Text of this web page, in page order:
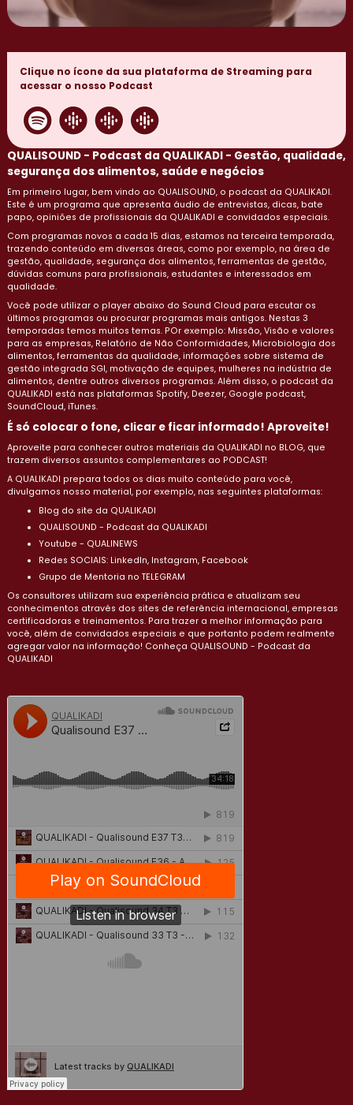
Clique no ícone da sua plataforma de Streaming para
acessar o nosso Podcast
QUALISOUND - Podcast da QUALIKADI - Gestão, qualidade,
segurança dos alimentos, saúde e negócios
Em primeiro lugar, bem vindo ao QUALISOUND, o podcast da QUALIKADI.
Este é um programa que apresenta áudio de entrevistas, dicas, bate
papo, opiniões de profissionais da QUALIKADI e convidados especiais.
Com programas novos a cada 15 dias, estamos na terceira temporada,
trazendo conteúdo em diversas áreas, como por exemplo, na área de
gestão, qualidade, segurança dos alimentos, ferramentas de gestão,
dúvidas comuns para profissionais, estudantes e interessados em
qualidade.
Você pode utilizar o player abaixo do Sound Cloud para escutar os
últimos programas ou procurar programas mais antigos. Nestas 3
temporadas temos muitos temas. POr exemplo: Missão, Visão e valores
para as empresas, Relatório de Não Conformidades, Microbiologia dos
alimentos, ferramentas da qualidade, informações sobre sistema de
gestão integrada SGI, motivação de equipes, mulheres na indústria de
alimentos, dentre outros diversos programas. Além disso, o podcast da
QUALIKADI está nas plataformas Spotify, Deezer, Google podcast,
SoundCloud, iTunes.
É só colocar o fone, clicar e ficar informado! Aproveite!
Aproveite para conhecer outros materiais da QUALIKADI no BLOG, que
trazem diversos assuntos complementares ao PODCAST!
A QUALIKADI prepara todos os dias muito conteúdo para você,
divulgamos nosso material, por exemplo, nas seguintes plataformas:
Blog do site da QUALIKADI
QUALISOUND - Podcast da QUALIKADI
Youtube - QUALINEWS
Redes SOCIAIS: LinkedIn, Instagram, Facebook
Grupo de Mentoria no TELEGRAM
Os consultores utilizam sua experiência prática e atualizam seu
conhecimentos através dos sites de referência internacional, empresas
certificadoras e treinamentos. Para trazer a melhor informação para
você, além de convidados especiais e que portanto podem realmente
agregar valor na informação! Conheça QUALISOUND - Podcast da
QUALIKADI